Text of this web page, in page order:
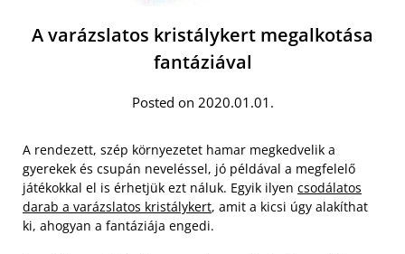
A varázslatos kristálykert megalkotása
fantáziával
Posted on 2020.01.01.
A rendezett, szép környezetet hamar megkedvelik a
gyerekek és csupán neveléssel, jó példával a megfelelő
játékokkal el is érhetjük ezt náluk. Egyik ilyen csodálatos
darab a varázslatos kristálykert, amit a kicsi úgy alakíthat
ki, ahogyan a fantáziája engedi.